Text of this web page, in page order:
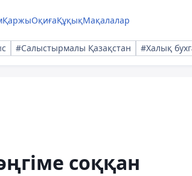
ҚаржыОқиғаҚұқықМақалалар
#Салыстырмалы Қазақстан #Халық
соққан